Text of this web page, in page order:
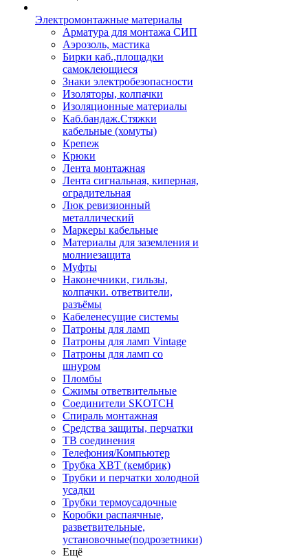
Электромонтажные материалы
Арматура для монтажа СИП
Аэрозоль, мастика
Бирки каб.,площадки
самоклеющиеся
Знаки электробезопасности
Изоляторы, колпачки
Изоляционные материалы
Каб.бандаж.Стяжки
кабельные (хомуты)
Крепеж
Крюки
Лента монтажная
Лента сигнальная, киперная,
оградительная
Люк ревизионный
металлический
Маркеры кабельные
Материалы для заземления и
молниезащита
Муфты
Наконечники, гильзы,
колпачки. ответвители,
разъёмы
Кабеленесущие системы
Патроны для ламп
Патроны для ламп Vintage
Патроны для ламп со
шнуром
Пломбы
Сжимы ответвительные
Соединители SKOTCH
Спираль монтажная
Средства защиты, перчатки
ТВ соединения
Телефония/Компьютер
Трубка ХВТ (кембрик)
Трубки и перчатки холодной
усадки
Трубки термоусадочные
Коробки распаячные,
разветвительные,
установочные(подрозетники)
Ещё